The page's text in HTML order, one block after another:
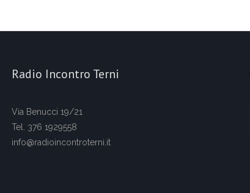
Radio Incontro Terni
Via Benucci 19/21
Tel. 376 1929558
info@radioincontroterni.it